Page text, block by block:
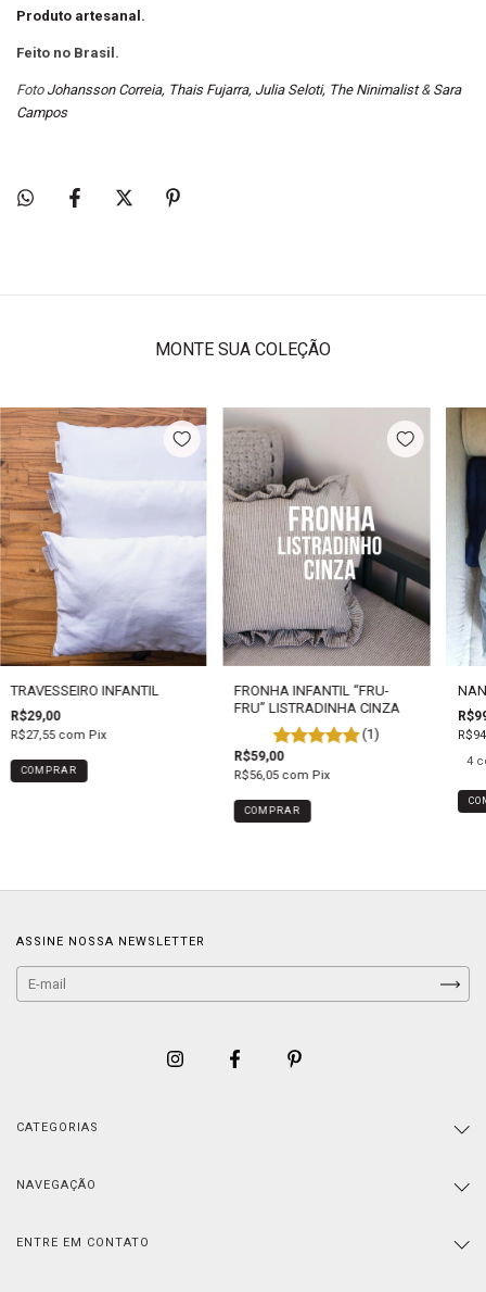
Produto artesanal.
Feito no Brasil.
Foto Johansson Correia, Thais Fujarra, Julia Seloti, The Ninimalist& Sara
Campos
MONTE SUA COLEÇÃO
TRAVESSEIRO INFANTIL
R$29,00
R$27,55 com Pix
COMPRAR
FRONHA INFANTIL “FRU-
FRU” LISTRADINHA CINZA
(1)
R$59,00
R$56,05 com Pix
COMPRAR
4
ASSINE NOSSA NEWSLETTER
CATEGORIAS
NAVEGAÇÃO
ENTRE EM CONTATO